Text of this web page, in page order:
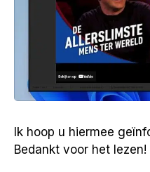
Ik hoop u hiermee
Bedankt voor het lezen!